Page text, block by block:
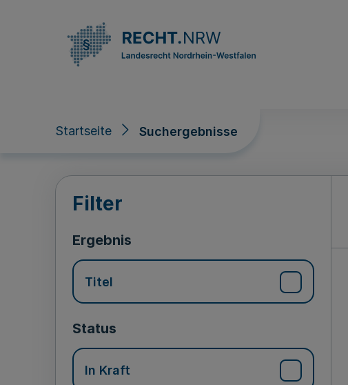
Startseite Suchergebnisse
Suchergebnisse
Filter
Ergebnis
Titel
Status
In Kraft